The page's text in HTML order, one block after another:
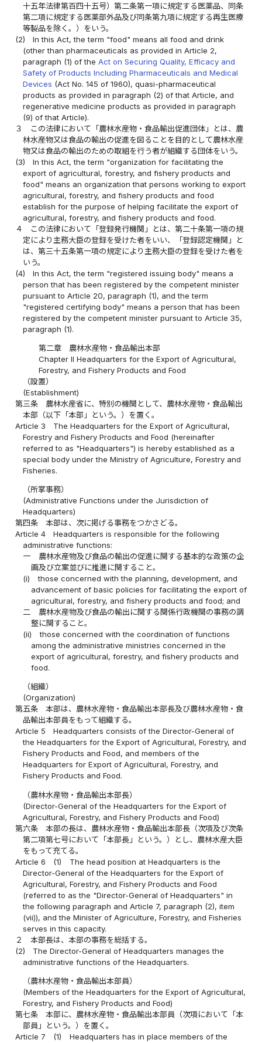
十五年法律第百四十五号）第二条第一項に規定する医薬品、同条
第二項に規定する医薬部外品及び同条第九項に規定する再生医療
等製品を除く。）をいう。
(2)
In this Act, the term "food" means all food and drink
(other than pharmaceuticals as provided in Article 2,
paragraph (1) of theAct on Securing Quality, Efficacy and
Safety of Products Including Pharmaceuticals and Medical
Devices (Act No. 145 of 1960), quasi-pharmaceutical
products as provided in paragraph (2) of that Article, and
regenerative medicine products as provided in paragraph
(9) of that Article).
３
この法律において「農林水産物・食品輸出促進団体」とは、農
林水産物又は食品の輸出の促進を図ることを目的として農林水産
物又は食品の輸出のための取組を行う者が組織する団体をいう。
(3)
In this Act, the term "organization for facilitating the
export of agricultural, forestry, and fishery products and
food" means an organization that persons working to export
agricultural, forestry, and fishery products and food
establish for the purpose of helping facilitate the export of
agricultural, forestry, and fishery products and food.
４
この法律において「登録発行機関」とは、第二十条第一項の規
定により主務大臣の登録を受けた者をいい、「登録認定機関」と
は、第三十五条第一項の規定により主務大臣の登録を受けた者を
いう。
(4)
In this Act, the term "registered issuing body" means a
person that has been registered by the competent minister
pursuant to Article 20, paragraph (1), and the term
"registered certifying body" means a person that has been
registered by the competent minister pursuant to Article 35,
paragraph (1).
第二章 農林水産物・食品輸出本部
Chapter II Headquarters for the Export of Agricultural,
Forestry, and Fishery Products and Food
（設置）
(Establishment)
第三条
農林水産省に、特別の機関として、農林水産物・食品輸出
本部（以下「本部」という。）を置く。
Article 3
The Headquarters for the Export of Agricultural,
Forestry and Fishery Products and Food (hereinafter
referred to as "Headquarters") is hereby established as a
special body under the Ministry of Agriculture, Forestry and
Fisheries.
（所掌事務）
(Administrative Functions under the Jurisdiction of
Headquarters)
第四条
本部は、次に掲げる事務をつかさどる。
Article 4
Headquarters is responsible for the following
administrative functions:
一
農林水産物及び食品の輸出の促進に関する基本的な政策の企
画及び立案並びに推進に関すること。
(i)
those concerned with the planning, development, and
advancement of basic policies for facilitating the export of
agricultural, forestry, and fishery products and food; and
二
農林水産物及び食品の輸出に関する関係行政機関の事務の調
整に関すること。
(ii)
those concerned with the coordination of functions
among the administrative ministries concerned in the
export of agricultural, forestry, and fishery products and
food.
（組織）
(Organization)
第五条
本部は、農林水産物・食品輸出本部長及び農林水産物・食
品輸出本部員をもって組織する。
Article 5
Headquarters consists of the Director-General of
the Headquarters for the Export of Agricultural, Forestry, and
Fishery Products and Food, and members of the
Headquarters for Export of Agricultural, Forestry, and
Fishery Products and Food.
（農林水産物・食品輸出本部長）
(Director-General of the Headquarters for the Export of
Agricultural, Forestry, and Fishery Products and Food)
第六条
本部の長は、農林水産物・食品輸出本部長（次項及び次条
第二項第七号において「本部長」という。）とし、農林水産大臣
をもって充てる。
Article 6
(1)
The head position at Headquarters is the
Director-General of the Headquarters for the Export of
Agricultural, Forestry, and Fishery Products and Food
(referred to as the "Director-General of Headquarters" in
the following paragraph and Article 7, paragraph (2), item
(vii)), and the Minister of Agriculture, Forestry, and Fisheries
serves in this capacity.
２
本部長は、本部の事務を総括する。
(2)
The Director-General of Headquarters manages the
administrative functions of the Headquarters.
（農林水産物・食品輸出本部員）
(Members of the Headquarters for the Export of Agricultural,
Forestry, and Fishery Products and Food)
第七条
本部に、農林水産物・食品輸出本部員（次項において「本
部員」という。）を置く。
Article 7
(1)
Headquarters has in place members of the